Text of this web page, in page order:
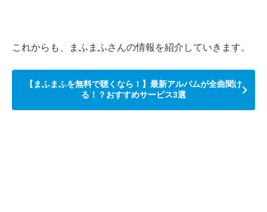
これからも、まふまふさんの情報を紹介していきます。
【まふまふを無料で聴くなら！】最新アルバムが全曲聞け
る！？おすすめサービス3選